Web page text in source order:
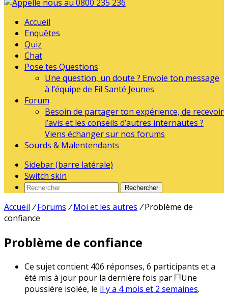
Accueil
Enquêtes
Quiz
Chat
Pose tes Questions
Une question, un doute ? Envoie ton message
à l’équipe de Fil Santé Jeunes
Forum
Besoin de partager ton expérience, de recevoir
l’avis et les conseils d’autres internautes ?
Viens échanger sur nos forums
Sourds & Malentendants
Sidebar (barre latérale)
Switch skin
Rechercher
Accueil / Forums / Moi et les autres / Problème de
confiance
Problème de confiance
Ce sujet contient 406 réponses, 6 participants et a
été mis à jour pour la dernière fois par
Une
poussière isolée, le il y a 4 mois et 2 semaines.